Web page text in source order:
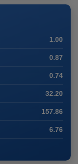
1.00
0.87
0.74
32.20
157.86
6.76